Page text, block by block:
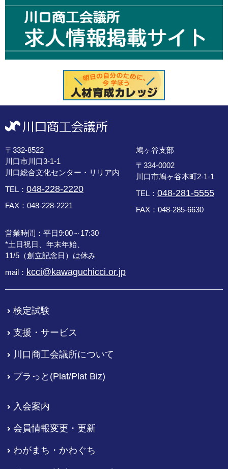
〒332-8522
川口市川口3-1-1
川口総合文化センター・リリア内
TEL： 048-228-2220
FAX：048-228-2221
鳩ヶ谷支部
〒334-0002
川口市鳩ヶ谷本町2-1-1
TEL： 048-281-5555
FAX：048-285-6630
営業時間：平日9:00～17:30
*土日祝日、年末年始、
11/5（創立記念日）は休み
mail： kcci@kawaguchicci.or.jp
検定試験
支援・サービス
川口商工会議所について
プラっと(Plat/Plat Biz)
入会案内
会員情報変更・更新
わがまち・かわぐち